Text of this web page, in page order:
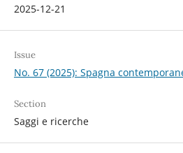
2025-12-21
Issue
No. 67 (2025): Spagna
Section
Saggi e ricerche